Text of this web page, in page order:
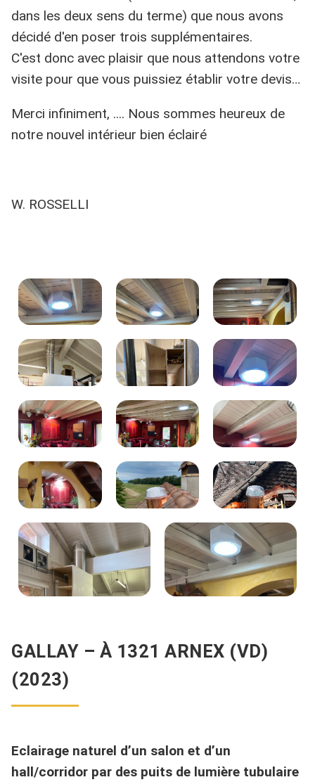
dans les deux sens du terme) que nous avons
décidé d'en poser trois supplémentaires.
C'est donc avec plaisir que nous attendons votre
visite pour que vous puissiez établir votre devis…
Merci infiniment, .... Nous sommes heureux de
notre nouvel intérieur bien éclairé
W. ROSSELLI
GALLAY – À 1321 ARNEX (VD)
(2023)
Eclairage naturel d’un salon et d’un
hall/corridor par des puits de lumière tubulaire